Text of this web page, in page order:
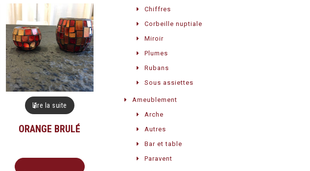
Lire la suite
ORANGE BRULÉ
Chiffres
Corbeille nuptiale
Miroir
Plumes
Rubans
Sous assiettes
Ameublement
Arche
Autres
Bar et table
Paravent